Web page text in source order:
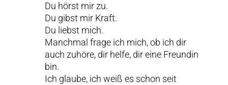
Du hörst mir zu.
Du gibst mir Kraft.
Du liebst mich.
Manchmal frage ich mich, ob ich dir
auch zuhöre, dir helfe, dir eine Freundin
bin.
Ich glaube, ich weiß es schon seit